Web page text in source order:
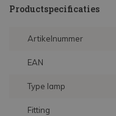
Productspecificaties
Artikelnummer
EAN
Type lamp
Fitting